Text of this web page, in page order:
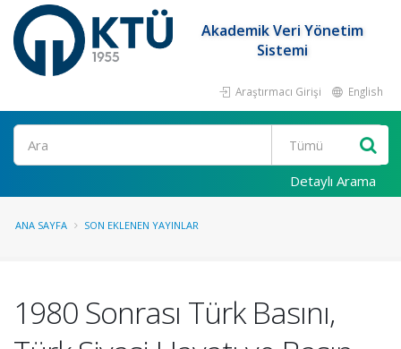
Akademik Veri Yönetim
Sistemi
Araştırmacı Girişi English
Ara
Detaylı Arama
ANA SAYFA SON EKLENEN YAYINLAR
1980 Sonrası Türk Basını,